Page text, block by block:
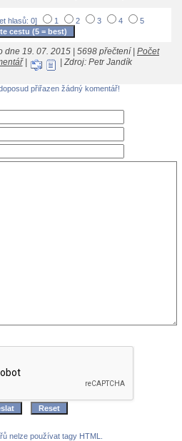
hlasů: 0] 1 2 3 4 5
dne 19. 07. 2015 | 5698 přečtení | Počet
| | Zdroj: Petr Jandík
přiřazen žádný komentář!
nelze používat tagy HTML.